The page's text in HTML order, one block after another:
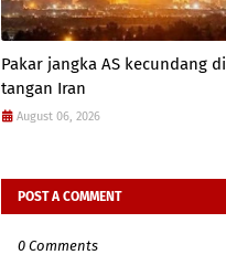
Pakar jangka AS kecundang di
tangan Iran
August 06, 2026
POST A COMMENT
0 Comments